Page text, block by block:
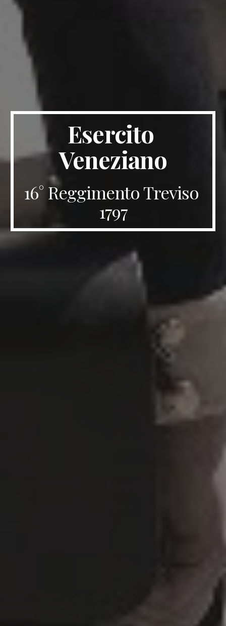
Esercito
Veneziano
16° Reggimento Treviso
1797